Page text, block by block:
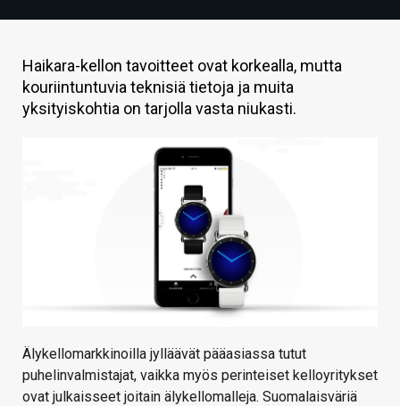
TECHBBS
TIETOA
HINTA.FI
Haikara-kellon tavoitteet ovat korkealla, mutta
kouriintuntuvia teknisiä tietoja ja muita
yksityiskohtia on tarjolla vasta niukasti.
Älykellomarkkinoilla jylläävät pääasiassa tutut
puhelinvalmistajat, vaikka myös perinteiset kelloyritykset
ovat julkaisseet joitain älykellomalleja. Suomalaisväriä